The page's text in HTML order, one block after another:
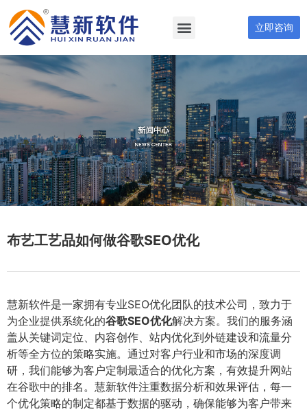
立即咨询
布艺工艺品如何做谷歌SEO优化
慧新软件是一家拥有专业SEO优化团队的技术公司，致力于
为企业提供系统化的谷歌SEO优化解决方案。我们的服务涵
盖从关键词定位、内容创作、站内优化到外链建设和流量分
析等全方位的策略实施。通过对客户行业和市场的深度调
研，我们能够为客户定制最适合的优化方案，有效提升网站
在谷歌中的排名。慧新软件注重数据分析和效果评估，每一
个优化策略的制定都基于数据的驱动，确保能够为客户带来